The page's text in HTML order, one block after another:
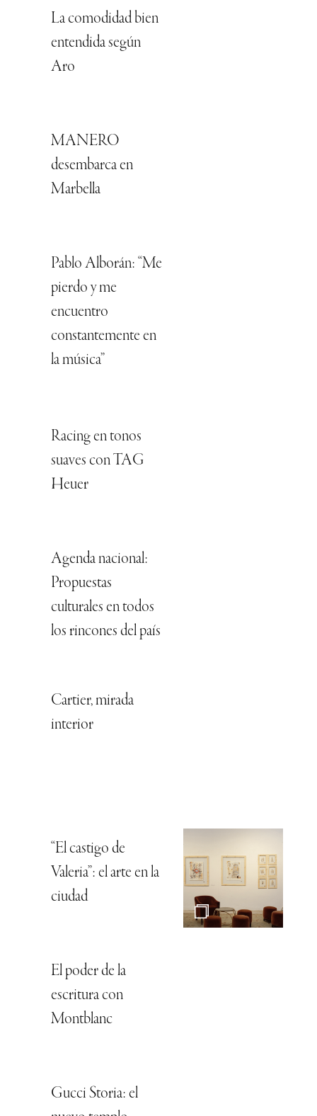
La comodidad bien
entendida según
Aro
MANERO
desembarca en
Marbella
Pablo Alborán: “Me
pierdo y me
encuentro
constantemente en
la música”
Racing en tonos
suaves con TAG
Heuer
Agenda nacional:
Propuestas
culturales en todos
los rincones del país
Cartier, mirada
interior
“El castigo de
Valeria”: el arte en la
ciudad
El poder de la
escritura con
Montblanc
Gucci Storia: el